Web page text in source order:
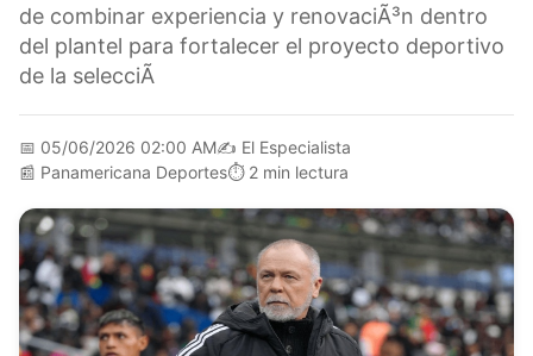
de combinar experiencia y renovaciÃ³n dentro
del plantel para fortalecer el proyecto deportivo
de la selecciÃ
📅 05/06/2026 02:00 AM✍️ El Especialista
📰 Panamericana Deportes⏱️ 2 min lectura